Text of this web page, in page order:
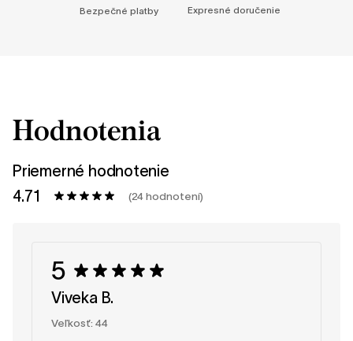
Bezpečné platby Expresné doručenie
Hodnotenia
Priemerné hodnotenie
4.71
(24 hodnotení)
5
Viveka B.
Veľkosť: 44